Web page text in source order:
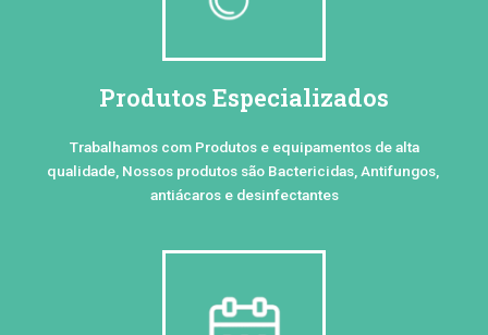
Produtos Especializados
Trabalhamos com Produtos e equipamentos de alta
qualidade, Nossos produtos são Bactericidas, Antifungos,
antiácaros e desinfectantes